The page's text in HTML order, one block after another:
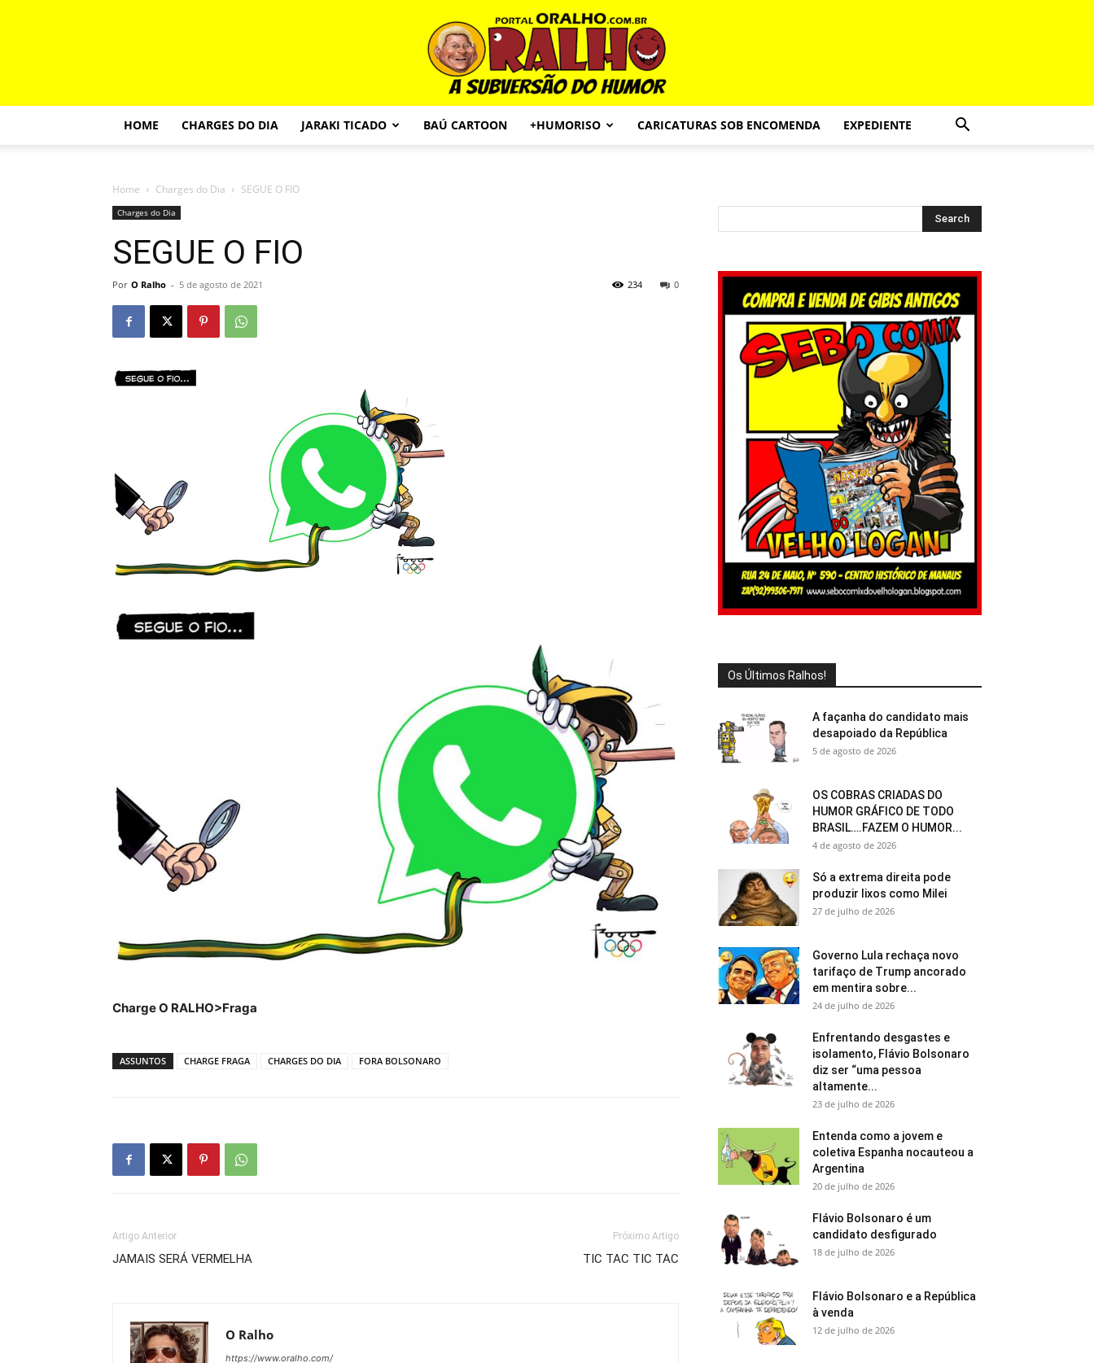
HOME CHARGES DO DIA JARAKI TICADO BAÚ CARTOON +HUMORISO CARICATURAS SOB ENCOMENDA EXPEDIENTE
Home Charges do Dia SEGUE O FIO
Charges do Dia
SEGUE O FIO
Por O Ralho - 5 de agosto de 2021 0
234
Charge O RALHO>Fraga
ASSUNTOS CHARGE FRAGA CHARGES DO DIA FORA BOLSONARO
Artigo Anterior
JAMAIS SERÁ VERMELHA
Próximo Artigo
TIC TAC TIC TAC
O Ralho
https://www.oralho.com/
Os Últimos Ralhos!
A façanha do candidato mais
desapoiado da República
5 de agosto de 2026
OS COBRAS CRIADAS DO
HUMOR GRÁFICO DE TODO
BRASIL….FAZEM O HUMOR...
4 de agosto de 2026
Só a extrema direita pode
produzir lixos como Milei
27 de julho de 2026
Governo Lula rechaça novo
tarifaço de Trump ancorado
em mentira sobre...
24 de julho de 2026
Enfrentando desgastes e
isolamento, Flávio Bolsonaro
diz ser “uma pessoa
altamente...
23 de julho de 2026
Entenda como a jovem e
coletiva Espanha nocauteou a
Argentina
20 de julho de 2026
Flávio Bolsonaro é um
candidato desfigurado
18 de julho de 2026
Flávio Bolsonaro e a República
à venda
12 de julho de 2026